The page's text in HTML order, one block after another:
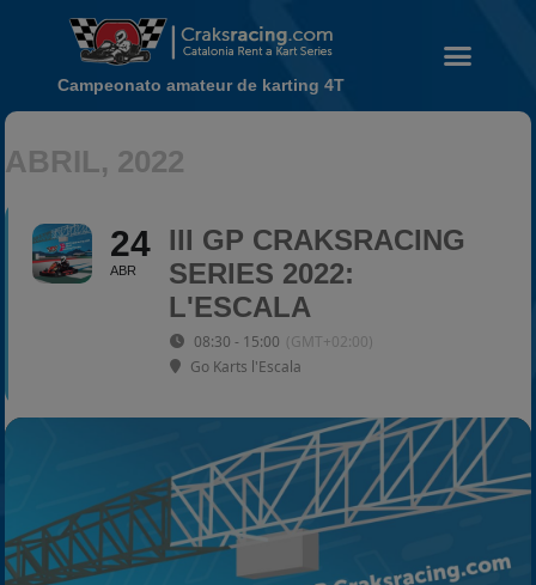
Temporada 2026
Temporada 2026
2020-2021
2022
2023
2025
Campeonato amateur de karting 4T
ABRIL, 2022
24
ABR
III GP CRAKSRACING
SERIES 2022:
L'ESCALA
08:30 - 15:00 (GMT+02:00)
Go Karts l'Escala